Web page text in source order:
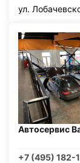
ул.
Автосервис
+7 (495) 182-